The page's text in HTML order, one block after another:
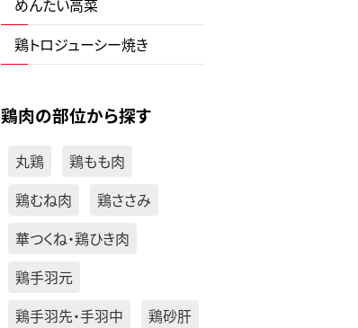
めんたい高菜
鶏トロジューシー焼き
鶏肉の部位から探す
丸鶏
鶏もも肉
鶏むね肉
鶏ささみ
華つくね・鶏ひき肉
鶏手羽元
鶏手羽先・手羽中
鶏砂肝